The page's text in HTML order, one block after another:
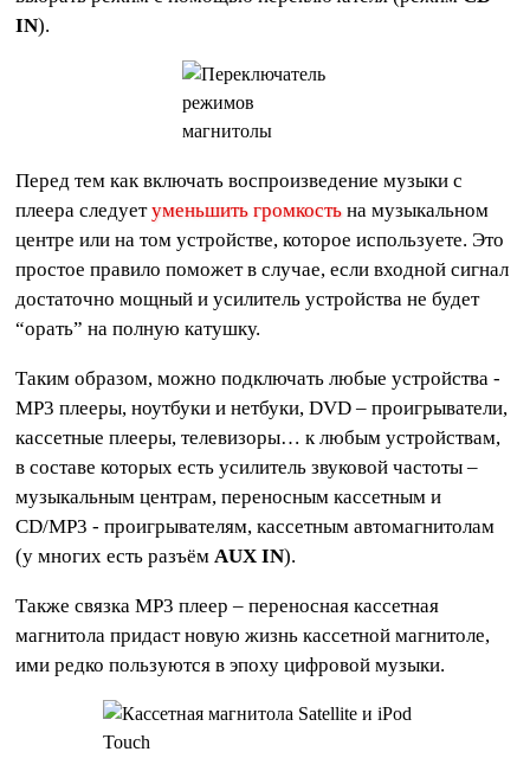
IN).
Перед тем как включать воспроизведение музыки с
плеера следуетуменьшить громкость на музыкальном
центре или на том устройстве, которое используете. Это
простое правило поможет в случае, если входной сигнал
достаточно мощный и усилитель устройства не будет
“орать” на полную катушку.
Таким образом, можно подключать любые устройства -
MP3 плееры, ноутбуки и нетбуки, DVD – проигрыватели,
кассетные плееры, телевизоры… к любым устройствам,
в составе которых есть усилитель звуковой частоты –
музыкальным центрам, переносным кассетным и
CD/MP3 - проигрывателям, кассетным автомагнитолам
(у многих есть разъёмAUX IN).
Также связка МР3 плеер – переносная кассетная
магнитола придаст новую жизнь кассетной магнитоле,
ими редко пользуются в эпоху цифровой музыки.